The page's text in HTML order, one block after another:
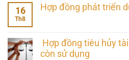
16
Th8
Hợp đồng phát triển
Hợp đồng tiêu hủy
còn sử dụng